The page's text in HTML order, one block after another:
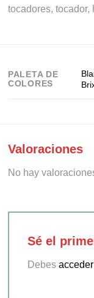
tocadores,
PALETA DE
COLORES
Valoraciones
No hay
Sé el
Debes acceder